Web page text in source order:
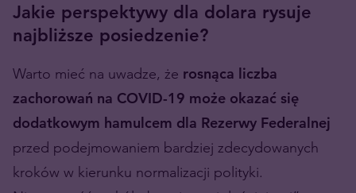
Jakie perspektywy dla dolara rysuje
najbliższe posiedzenie?
Warto mieć na uwadze, że rosnąca liczba
zachorowań na COVID-19 może okazać się
dodatkowym hamulcem dla Rezerwy Federalnej
przed podejmowaniem bardziej zdecydowanych
kroków w kierunku normalizacji polityki.